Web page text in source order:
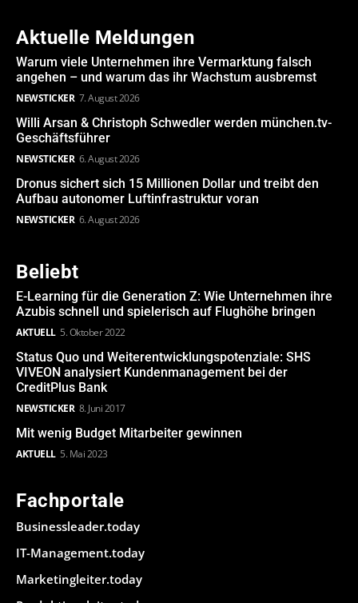
Aktuelle Meldungen
Warum viele Unternehmen ihre Vermarktung falsch
angehen – und warum das ihr Wachstum ausbremst
NEWSTICKER 7. August 2026
Willi Arsan & Christoph Schwedler werden münchen.tv-
Geschäftsführer
NEWSTICKER 6. August 2026
Dronus sichert sich 15 Millionen Dollar und treibt den
Aufbau autonomer Luftinfrastruktur voran
NEWSTICKER 6. August 2026
Beliebt
E-Learning für die Generation Z: Wie Unternehmen ihre
Azubis schnell und spielerisch auf Flughöhe bringen
AKTUELL 5. Oktober 2022
Status Quo und Weiterentwicklungspotenziale: SHS
VIVEON analysiert Kundenmanagement bei der
CreditPlus Bank
NEWSTICKER 8. Juni 2017
Mit wenig Budget Mitarbeiter gewinnen
AKTUELL 5. Mai 2023
Fachportale
Businessleader.today
IT-Management.today
Marketingleiter.today